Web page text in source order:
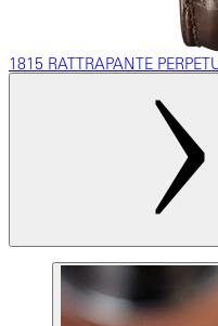
1815 RATTRAPANTE